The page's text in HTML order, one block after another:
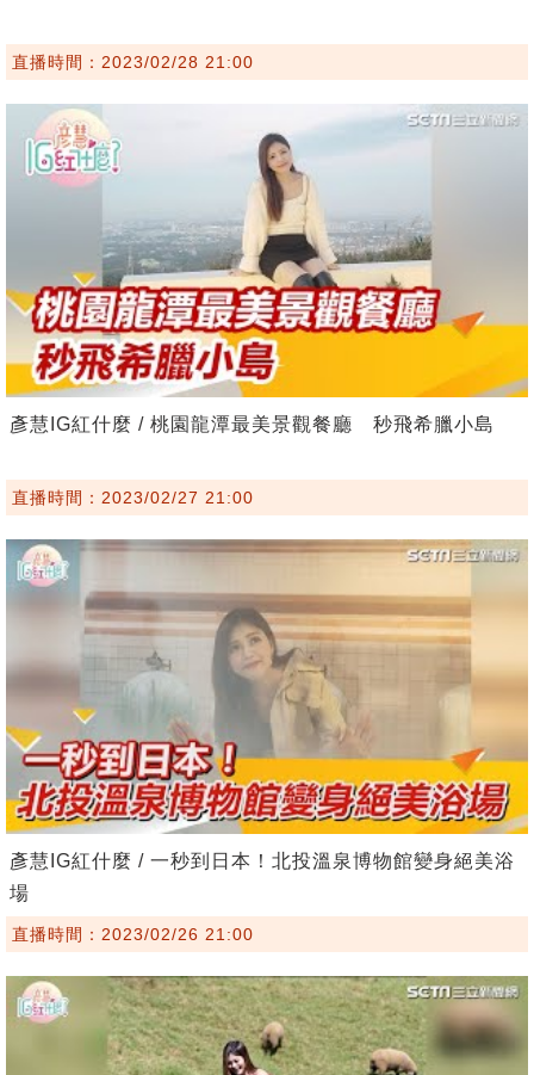
直播時間：2023/02/28 21:00
彥慧IG紅什麼 / 桃園龍潭最美景觀餐廳 秒飛希臘小島
直播時間：2023/02/27 21:00
彥慧IG紅什麼 / 一秒到日本！北投溫泉博物館變身絕美浴
場
直播時間：2023/02/26 21:00